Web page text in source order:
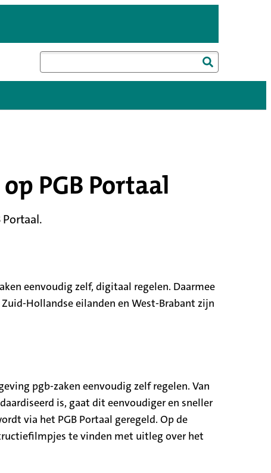
PGB Portaal
eenvoudig zelf, digitaal regelen. Daarmee
Hollandse eilanden en West-Brabant zijn
pgb-zaken eenvoudig zelf regelen. Van
is, gaat dit eenvoudiger en sneller
via het PGB Portaal geregeld. Op de
te vinden met uitleg over het